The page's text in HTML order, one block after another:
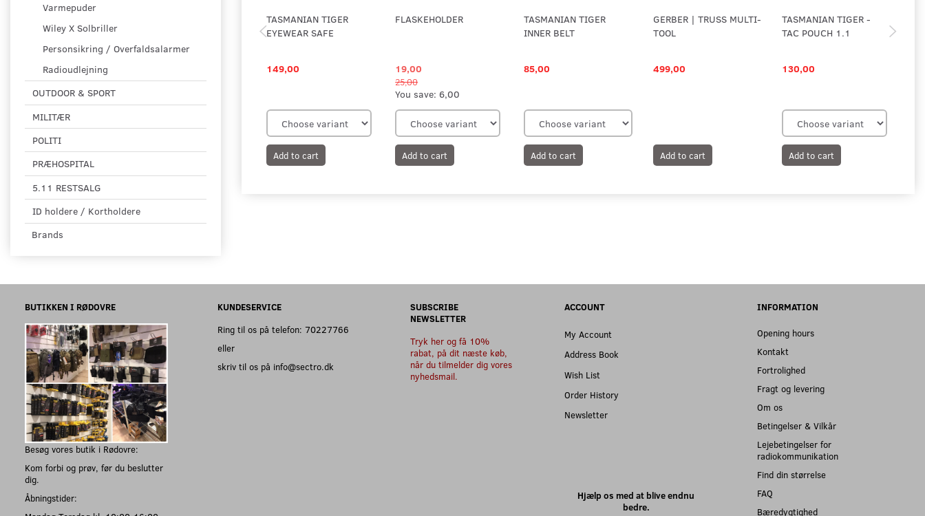
Varmepuder
Wiley X Solbriller
Personsikring / Overfaldsalarmer
Radioudlejning
OUTDOOR & SPORT
MILITÆR
POLITI
PRÆHOSPITAL
5.11 RESTSALG
ID holdere / Kortholdere
Brands
TASMANIAN TIGER
EYEWEAR SAFE
149,00
Add to cart
FLASKEHOLDER
19,00
25,00
You save: 6,00
Add to cart
TASMANIAN TIGER
INNER BELT
85,00
Add to cart
GERBER | TRUSS MULTI-
TOOL
499,00
Add to cart
TASMANIAN TIGER -
TAC POUCH 1.1
130,00
Add to cart
BUTIKKEN I RØDOVRE
Besøg vores butik i Rødovre:
Kom forbi og prøv, før du beslutter
dig.
Åbningstider:
KUNDESERVICE
Ring til os på telefon: 70227766
eller
skriv til os på info@sectro.dk
SUBSCRIBE
NEWSLETTER
Tryk her og få 10%
rabat, på dit næste køb,
når du tilmelder dig vores
nyhedsmail.
ACCOUNT
My Account
Address Book
Wish List
Order History
Newsletter
Hjælp os med at blive endnu
bedre.
INFORMATION
Opening hours
Kontakt
Fortrolighed
Fragt og levering
Om os
Betingelser & Vilkår
Lejebetingelser for
radiokommunikation
Find din størrelse
FAQ
Bæredygtighed